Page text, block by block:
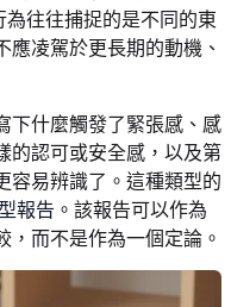
往往捕捉的是不同的東
應凌駕於更長期的動機、
下什麼觸發了緊張感、感
的認可或安全感，以及第
容易辨識了。這種類型的
報告 。該報告可以作為
，而不是作為一個定論。